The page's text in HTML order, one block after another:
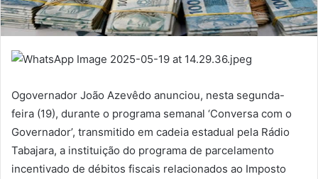
Ogovernador João Azevêdo anunciou, nesta segunda-
feira (19), durante o programa semanal ‘Conversa com o
Governador’, transmitido em cadeia estadual pela Rádio
Tabajara, a instituição do programa de parcelamento
incentivado de débitos fiscais relacionados ao Imposto